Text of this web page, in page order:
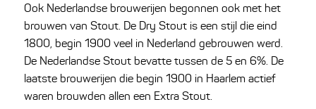
Ook Nederlandse brouwerijen begonnen ook met het
brouwen van Stout. De Dry Stout is een stijl die eind
1800, begin 1900 veel in Nederland gebrouwen werd.
De Nederlandse Stout bevatte tussen de 5 en 6%. De
laatste brouwerijen die begin 1900 in Haarlem actief
waren brouwden allen een Extra Stout.